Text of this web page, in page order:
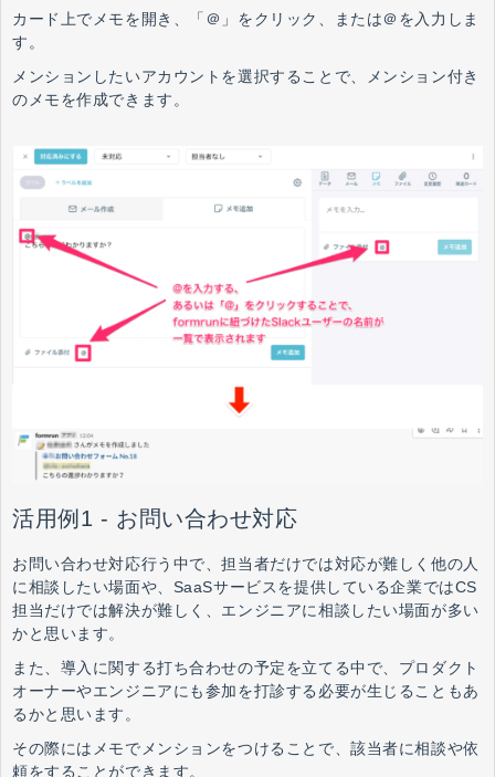
カード上でメモを開き、「＠」をクリック、または＠を入力しま
す。
メンションしたいアカウントを選択することで、メンション付き
のメモを作成できます。
活用例1 - お問い合わせ対応
お問い合わせ対応行う中で、担当者だけでは対応が難しく他の人
に相談したい場面や、SaaSサービスを提供している企業ではCS
担当だけでは解決が難しく、エンジニアに相談したい場面が多い
かと思います。
また、導入に関する打ち合わせの予定を立てる中で、プロダクト
オーナーやエンジニアにも参加を打診する必要が生じることもあ
るかと思います。
その際にはメモでメンションをつけることで、該当者に相談や依
頼をすることができます。